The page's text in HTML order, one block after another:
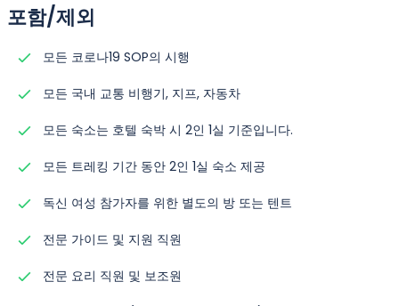
포함/제외
모든 코로나19 SOP의 시행
모든 국내 교통 비행기, 지프, 자동차
모든 숙소는 호텔 숙박 시 2인 1실 기준입니다.
모든 트레킹 기간 동안 2인 1실 숙소 제공
독신 여성 참가자를 위한 별도의 방 또는 텐트
전문 가이드 및 지원 직원
전문 요리 직원 및 보조원